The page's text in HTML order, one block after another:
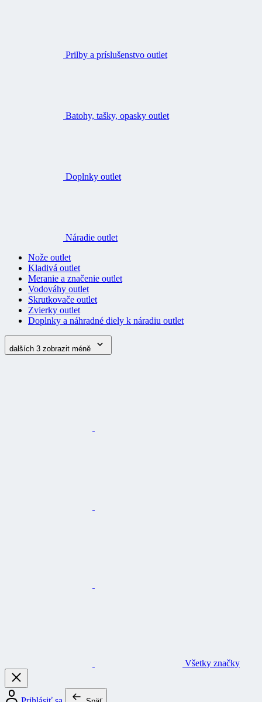
Prilby a príslušenstvo outlet
Batohy, tašky, opasky outlet
Doplnky outlet
Náradie outlet
Nože outlet
Kladivá outlet
Meranie a značenie outlet
Vodováhy outlet
Skrutkovače outlet
Zvierky outlet
Doplnky a náhradné diely k náradiu outlet
dalších 3 zobrazit méně
Všetky značky